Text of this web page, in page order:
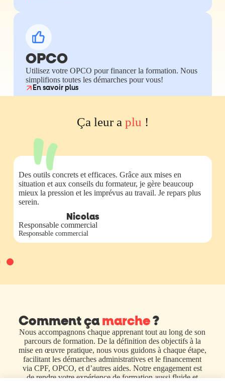
OPCO
Utilisez votre OPCO pour financer la formation. Nous
simplifions toutes les démarches pour vous!
En savoir plus
Ça leur aplu !
Des outils concrets et efficaces. Grâce aux mises en
situation et aux conseils du formateur, je gère beaucoup
mieux la pression et les imprévus au travail. Je repars plus
serein.
Nicolas
Responsable commercial
Responsable commercial
Comment ça marche?
Nous accompagnons chaque apprenant tout au long de son
parcours de formation. De la définition des objectifs à la
mise en œuvre pratique, nous vous guidons à chaque étape,
facilitant les démarches administratives et le financement
via CPF, OPCO, et d’autres aides. Notre engagement est
de rendre votre expérience de formation aussi fluide et